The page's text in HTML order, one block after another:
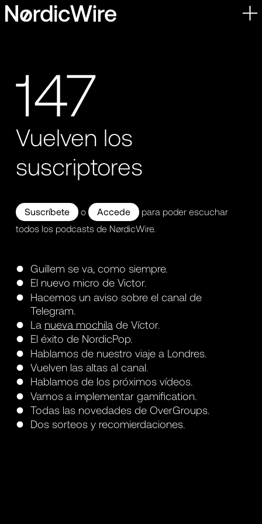
Skip
to
147
Vuelven los
suscriptores
Suscríbete o Accede
para poder escuchar
todos los podcasts de NørdicWire.
Guillem se va, como siempre.
El nuevo micro de Victor.
Hacemos un aviso sobre el canal de
Telegram.
La nueva mochila de Víctor.
El éxito de NordicPop.
Hablamos de nuestro viaje a Londres.
Vuelven las altas al canal.
Hablamos de los próximos vídeos.
Vamos a implementar gamification.
Todas las novedades de OverGroups.
Dos sorteos y recomierdaciones.